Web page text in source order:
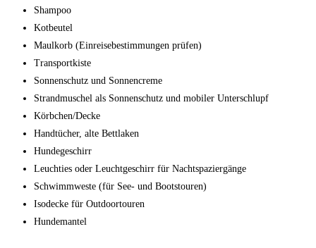
Shampoo
Kotbeutel
Maulkorb (Einreisebestimmungen prüfen)
Transportkiste
Sonnenschutz und Sonnencreme
Strandmuschel als Sonnenschutz und mobiler Unterschlupf
Körbchen/Decke
Handtücher, alte Bettlaken
Hundegeschirr
Leuchties oder Leuchtgeschirr für Nachtspaziergänge
Schwimmweste (für See- und Bootstouren)
Isodecke für Outdoortouren
Hundemantel